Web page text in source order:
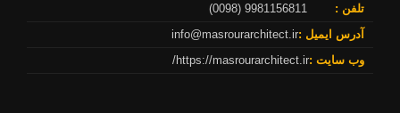
تلفن :
آدرس ایمیل :info@masrourarchitect.ir
وب سایت :https://masrourarchitect.ir/